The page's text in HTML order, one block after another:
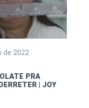
de 2022
PRA
| JOY